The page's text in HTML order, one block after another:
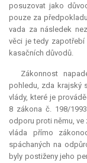
posuzovat jako
pouze za
vada za následek
věci je tedy zapotřebí
kasačních důvodů.
Zákonnost
pohledu, zda krajský
vlády, které je
8 zákona č. 198/
odporu proti němu,
vláda přímo
spáchaných na
byly postiženy jeho